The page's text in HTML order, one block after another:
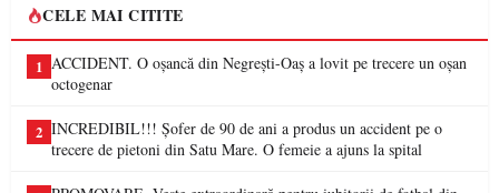
CELE MAI CITITE
1 ACCIDENT. O oșancă din Negrești-Oaș a lovit pe trecere un oșan
octogenar
2 INCREDIBIL!!! Șofer de 90 de ani a produs un accident pe o
trecere de pietoni din Satu Mare. O femeie a ajuns la spital